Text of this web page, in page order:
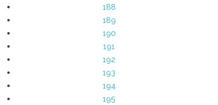
188
189
190
191
192
193
194
195